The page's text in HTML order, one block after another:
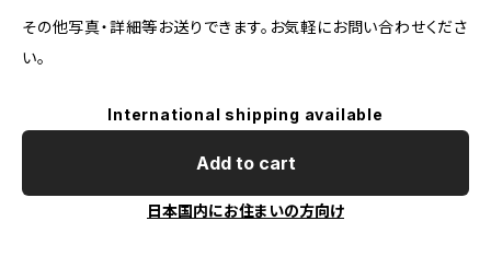
その他写真・詳細等お送りできます。お気軽にお問い合わせくださ
い。
International shipping available
Add to cart
日本国内にお住まいの方向け